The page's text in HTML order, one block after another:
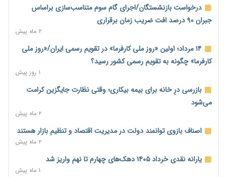
خانه کارگر قزوین: شکاف دستمزد و هزینه معیشت هر روز عمیق‌تر
می‌شود
۱ روز پیش
رئیس سازمان امور مالیاتی: بلاگرهای پردرآمد مشمول پرداخت
مالیات هستند
۱ روز پیش
پیش‌بینی افزایش تولید برنج؛ نیاز وارداتی کشور به ۵۰۰ هزار تن
کاهش می‌یابد
۱ روز پیش
امضای تفاهم‌نامه تجاری ایران و پاکستان؛ هدف‌گذاری تجارت ۱۰
اختیارات جدید گمرکات برای تمدید ورود موقت کالا و خودرو تا
درخواست بازنشستگان/اجرای گام سوم متناسب‌سازی براساس
جبران ۹۰ درصد افت ضریب زمان برقراری
۲ ماه پیش
۱۴ مرداد؛ اولین «روز ملی کارفرما» در تقویم رسمی ایران/«روز ملی
کارفرما» چگونه به تقویم رسمی کشور رسید؟
۱ روز پیش
بازرسی درِ خانه برای بیمه بیکاری؛ وقتی نظارت جایگزین کرامت
می‌شود
۲ ماه پیش
اصناف بازوی توانمند دولت در مدیریت اقتصاد و تنظیم بازار هستند
۲ ماه پیش
یارانه نقدی خرداد ۱۴۰۵ دهک‌های چهارم تا نهم واریز شد
۱ ماه پیش